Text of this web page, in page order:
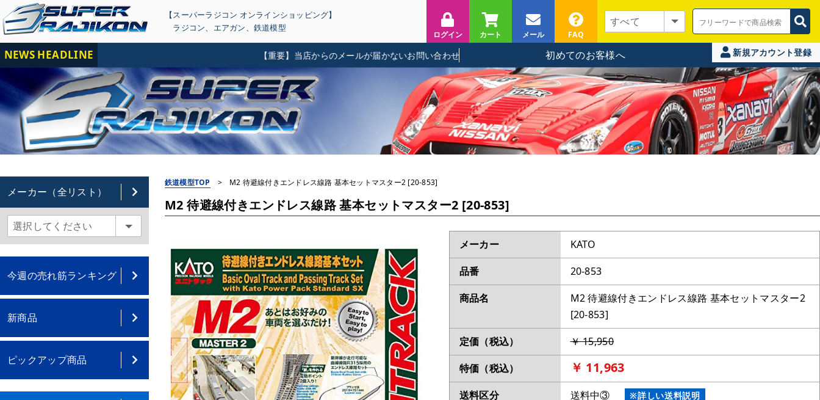
【スーパーラジコン オンラインショッピング】
ラジコン、 エアガン、 鉄道模型
ログイン カート メール FAQ
NEWS HEADLINE 【重要】当店からのメールが届かないお問い合わせに関して 初めてのお客様へ 新規アカウント登録
メーカー（全リスト）
今週の売れ筋ランキング
新商品
ピックアップ商品
鉄道模型TOP > M2 待避線付きエンドレス線路 基本セットマスター2 [20-853]
M2 待避線付きエンドレス線路 基本セットマスター2 [20-853]
メーカー
KATO
品番
20-853
商品名
M2 待避線付きエンドレス線路 基本セットマスター2
[20-853]
定価（税込）
￥ 15,950
特価（税込）
￥ 11,963
送料区分 送料中③ ※詳しい送料説明